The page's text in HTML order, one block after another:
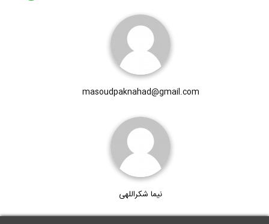
تنش فون میسز چیست؟ (ترجمه و دوبله...
masoudpaknahad@gmail.com
نیما شکراللهی